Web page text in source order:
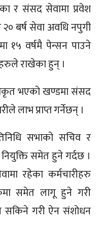
र संसद सेवामा प्रवेश
बर्ष सेवा अवधि नपुगी
१५ वर्षमै पेन्सन पाउने
राखेका हुन् ।
भएको खण्डमा संसद
लाभ प्राप्त गर्नेछन् ।
सभाको सचिव र
समेत हुने गर्दछ ।
रहेका कर्मचारीहरु
समेत लागू हुने गरी
सकिने गरी ऐन संशोधन